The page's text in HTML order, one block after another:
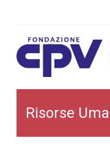
Risorse
Risorse